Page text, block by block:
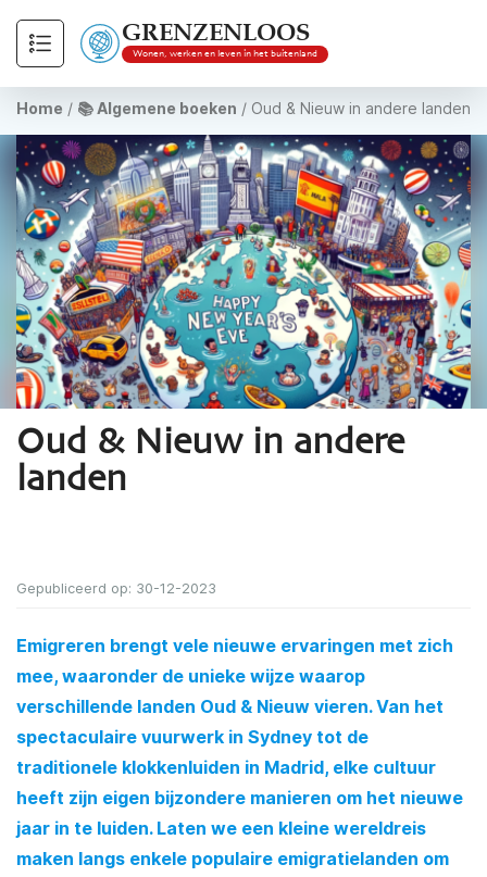
GRENZENLOOS
Wonen, werken en leven in het buitenland
Home / 📚 Algemene boeken / Oud & Nieuw in andere landen
Oud & Nieuw in andere
landen
Gepubliceerd op: 30-12-2023
Emigreren brengt vele nieuwe ervaringen met zich
mee, waaronder de unieke wijze waarop
verschillende landen Oud & Nieuw vieren. Van het
spectaculaire vuurwerk in Sydney tot de
traditionele klokkenluiden in Madrid, elke cultuur
heeft zijn eigen bijzondere manieren om het nieuwe
jaar in te luiden. Laten we een kleine wereldreis
maken langs enkele populaire emigratielanden om